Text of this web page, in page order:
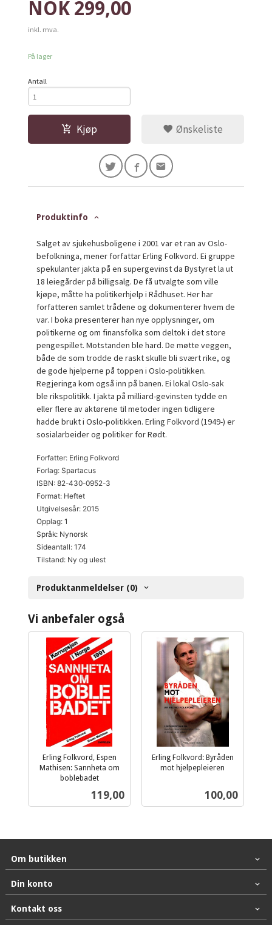
Pris
NOK 299,00
inkl. mva.
På lager
Antall
Kjøp Ønskeliste
Produktinfo
Salget av sjukehusboligene i 2001 var et ran av Oslo-
befolkninga, mener forfattar Erling Folkvord. Ei gruppe
spekulanter jakta på en supergevinst da Bystyret la ut
18 leiegårder på billigsalg. De få utvalgte som ville
kjøpe, måtte ha politikerhjelp i Rådhuset. Her har
forfatteren samlet trådene og dokumenterer hvem de
var. I boka presenterer han nye opplysninger, om
politikerne og om finansfolka som deltok i det store
pengespillet. Motstanden ble hard. De møtte veggen,
både de som trodde de raskt skulle bli svært rike, og
de gode hjelperne på toppen i Oslo-politikken.
Regjeringa kom også inn på banen. Ei lokal Oslo-sak
ble rikspolitikk. I jakta på milliard-gevinsten tydde en
eller flere av aktørene til metoder ingen tidligere
hadde brukt i Oslo-politikken. Erling Folkvord (1949-) er
sosialarbeider og politiker for Rødt.
Forfatter: Erling Folkvord
Forlag: Spartacus
ISBN: 82-430-0952-3
Format: Heftet
Utgivelsesår: 2015
Opplag: 1
Språk: Nynorsk
Sideantall: 174
Tilstand: Ny og ulest
Produktanmeldelser (0)
Vi anbefaler også
Erling Folkvord, Espen
Mathisen: Sannheta om
boblebadet
Pris
119,00
Erling Folkvord: Byråden
mot hjelpepleieren
Pris
100,00
Om butikken
Din konto
Kontakt oss